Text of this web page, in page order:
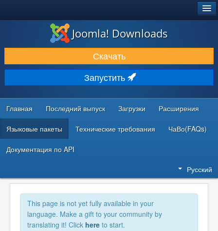
ЗАГРУЗКИ И РАСШИРЕНИЯ
ДОКУМЕНТАЦИЯ И ОБУЧЕНИЕ
СООБЩЕСТВО И ПОДДЕРЖКА
РЕСУРСЫ ДЛЯ РАЗРАБОТЧИКОВ
Joomla! Downloads
Скачать
Запустить
Главная Последний выпуск Загрузки Расширения
Языковые пакеты Технические требования ЧаВо(FAQs)
Документация по API
Русский
This page is not yet fully available in your
language. Make a gift to your community by
translating it! Click here to start.